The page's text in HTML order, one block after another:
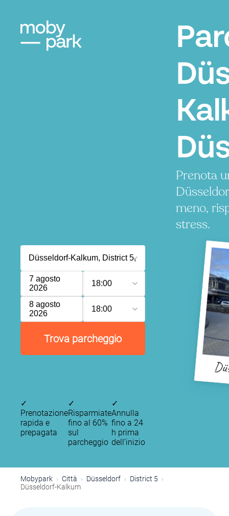
Prenota
meno,
stress.
7 agosto
2026
18:00
8 agosto
2026
18:00
Trova parcheggio
✓
Prenotazione
rapida e
prepagata
✓
Risparmiate
fino al 60%
sul
parcheggio
✓
Annulla
fino a 24
h prima
dell’inizio
Mobypark Città Düsseldorf
District 5
Düsseldorf-Kalkum